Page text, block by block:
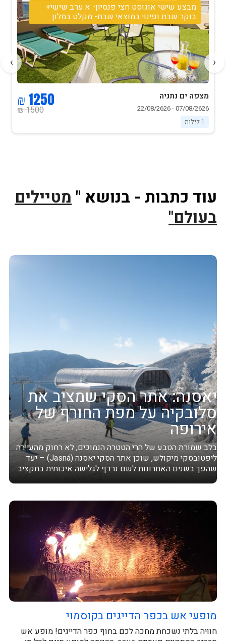
מבצע שישי אוגוסט חצי פנסיון- א.ערב שישי+
בוקר שבת ופינוי במוצאי שבת- מקלט במלון
מצפה ים נתניה
07/08/2626 - 22/08/2626
1 לילות
1500 ₪
1250 ₪
‹
›
עוד כתבות - בנושא "מטיילים
בעולם"
יאסנה: אתר הסקי שמציב את
סלובקיה על מפת החורף של
אירופה
בלב שמורת הטבע של הרי הטטרה הנמוכים, לא רחוק מהעיירה
ליפטובסקי מיקולש, שוכן אתר הסקי יאסנה (Jasná) – יעד
שהפך בשנים האחרונות לשם נרדף לגלישה איכותית בתקציב
שפוי. עם תשתיות...
מופעי אש בכפר הדייגים בקוסמוי
חוויה בלתי נשכחת מחכה לכם בחוף כפר הדייגים! מופע אש